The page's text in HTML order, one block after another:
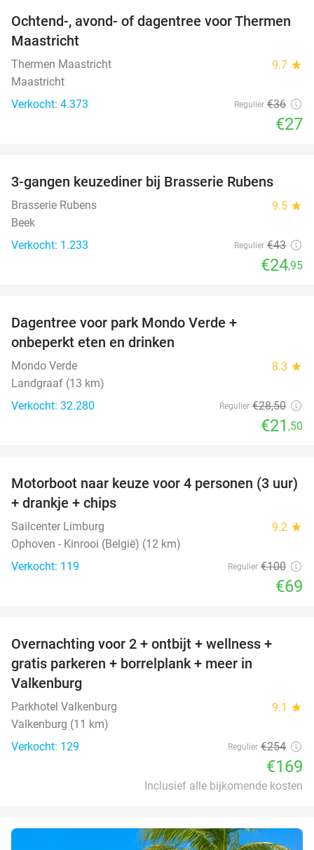
25%
Ochtend-, avond- of dagentree voor Thermen
Maastricht
Thermen Maastricht 9.7 star
Maastricht
Verkocht: 4.373
Regulier €36
€27
42%
3-gangen keuzediner bij Brasserie Rubens
Brasserie Rubens 9.5 star
Beek
Verkocht: 1.233
Regulier €43
€24,95
Dagentree voor park Mondo Verde +
onbeperkt eten en drinken
Mondo Verde 8.3 star
Landgraaf (13 km)
Verkocht: 32.280
Regulier €28,50
€21 ,50
31%
Motorboot naar keuze voor 4 personen (3 uur)
+ drankje + chips
Sailcenter Limburg 9.2 star
Ophoven - Kinrooi (België) (12 km)
Verkocht: 119
Regulier €100
€69
33%
Overnachting voor 2 + ontbijt + wellness +
gratis parkeren + borrelplank + meer in
Valkenburg
Parkhotel Valkenburg 9.1 star
Valkenburg (11 km)
Verkocht: 129
Regulier €254
€169
Inclusief alle bijkomende kosten